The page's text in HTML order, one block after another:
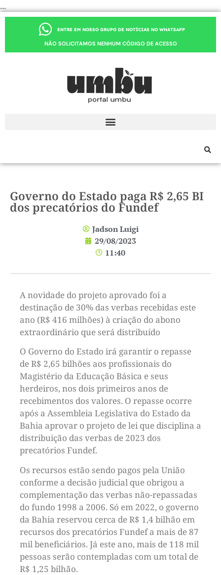
...
ENTRE EM NOSSO GRUPO DE NOTÍCIAS NO WHATSAPP
NÃO SOLICITAMOS NENHUM CÓDIGO DE ACESSO
Governo do Estado paga R$ 2,65 BI
dos precatórios do Fundef
Jadson Luigi
29/08/2023
11:40
A novidade do projeto aprovado foi a
destinação de 30% das verbas recebidas este
ano (R$ 416 milhões) à criação do abono
extraordinário que será distribuído
O Governo do Estado irá garantir o repasse
de R$ 2,65 bilhões aos profissionais do
Magistério da Educação Básica e seus
herdeiros, nos dois primeiros anos de
recebimentos dos valores. O repasse ocorre
após a Assembleia Legislativa do Estado da
Bahia aprovar o projeto de lei que disciplina a
distribuição das verbas de 2023 dos
precatórios Fundef.
Os recursos estão sendo pagos pela União
conforme a decisão judicial que obrigou a
complementação das verbas não-repassadas
do fundo 1998 a 2006. Só em 2022, o governo
da Bahia reservou cerca de R$ 1,4 bilhão em
recursos dos precatórios Fundef a mais de 87
mil beneficiários. Já este ano, mais de 118 mil
pessoas serão contempladas com um total de
R$ 1,25 bilhão.